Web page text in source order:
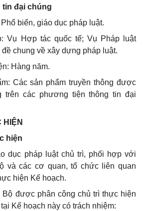
đại chúng
biến, giáo dục pháp luật.
Vụ Hợp tác quốc tế; Vụ Pháp luật
chung về xây dựng pháp luật.
Hàng năm.
Các sản phẩm truyền thông được
trên các phương tiện thông tin đại
HIỆN
hiện
dục pháp luật chủ trì, phối hợp với
và các cơ quan, tổ chức liên quan
hiện Kế hoạch.
Bộ được phân công chủ trì thực hiện
Kế hoạch này có trách nhiệm: